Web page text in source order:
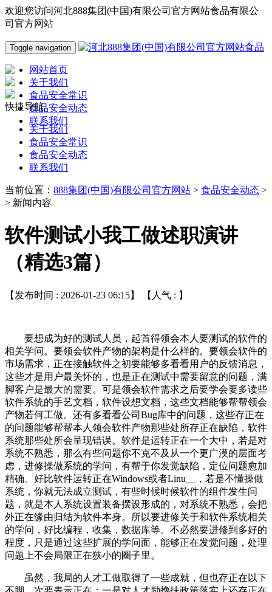
欢迎您访问河北888集团(中国)有限公司官方网站食品有限公
司官方网站
Toggle navigation
网站首页
关于我们
食品安全常识
食品安全动态
联系我们
快捷导航
关于我们
食品安全常识
食品安全动态
联系我们
当前位置： 888集团(中国)有限公司官方网站 > 食品安全动态 >
> 新闻内容
软件测试小我工做述职演讲
（精选3篇）
【发布时间 : 2026-01-23 06:15】 【人气 : 】
要想成为好的测试人员，起首得领会本人要测试的软件的
相关学问。要领会软件产物的架构是什么样的。要领会软件的
市场需求，正在接触软件之初要能够多看看用户的反馈消息，
这些才是用户最关怀的，也是正在测试中需要留意的问题，满
脚客户是最大的需要。可是领会软件需求之后要学会要多读些
软件系统的手艺文档，软件设想文档，这些文档能够帮帮领会
产物若何工做。还有多看看公司Bug库中的问题，这些存正在
的问题能够帮帮本人领会软件产物那些处所存正在缺陷，软件
系统那些处所会呈现错误。软件是运转正在一个大中，若是对
系统不熟悉，那么有些问题你不克不及从一个更广漠的层面考
虑，进修操做系统的学问，有帮于你发觉缺陷，定位问题愈加
精确。好比软件运转正在Windows或者Linu__，若是不懂操做
系统，你就无法成立测试，有些时候时候软件的组件发生问
题，就是本人系统设置装备摆设形成的，对系统不熟悉，会把
外正在缘由归结为软件本身。所以要进修关于和软件系统相关
的学问，好比编程，收集，数据库等。不必然要进修到多好的
程度，只是通过这些扩展的学问面，能够正在发觉问题，处理
问题上不会局限正在狭小的圈子里。
虽然，我局的人才工做取得了一些成就，但也存正在以下